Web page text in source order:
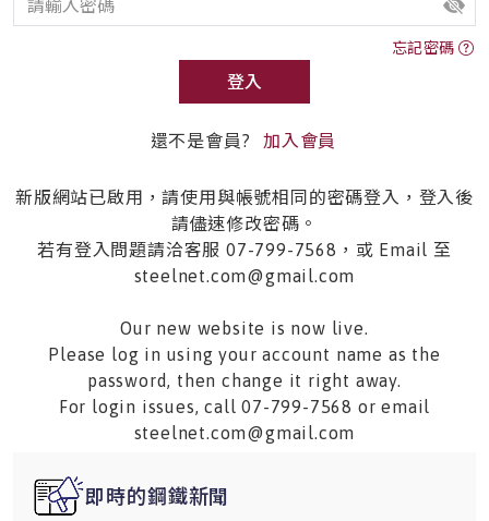
忘記密碼
登入
還不是會員? 加入會員
新版網站已啟用，請使用與帳號相同的密碼登入，登入後
請儘速修改密碼。
若有登入問題請洽客服 07-799-7568，或 Email 至
steelnet.com@gmail.com
Our new website is now live.
Please log in using your account name as the
password, then change it right away.
For login issues, call 07-799-7568 or email
steelnet.com@gmail.com
即時的鋼鐵新聞